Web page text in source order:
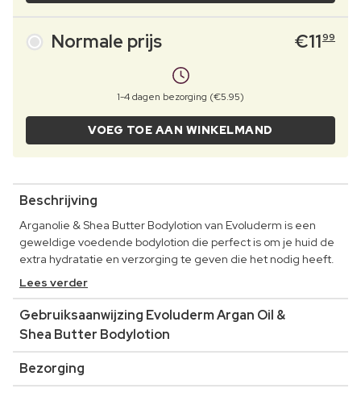
Normale prijs €1199
1-4 dagen bezorging (€5.95)
VOEG TOE AAN WINKELMAND
Beschrijving
Arganolie & Shea Butter Bodylotion van Evoluderm is een
geweldige voedende bodylotion die perfect is om je huid de
extra hydratatie en verzorging te geven die het nodig heeft.
Lees verder
Gebruiksaanwijzing Evoluderm Argan Oil &
Shea Butter Bodylotion
Bezorging